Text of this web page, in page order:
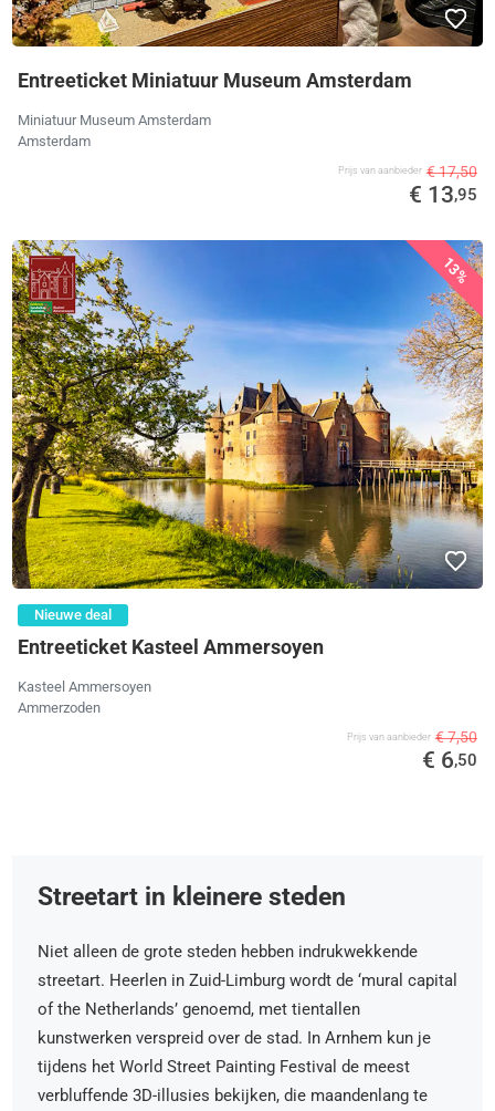
Entreeticket Miniatuur Museum Amsterdam
Miniatuur Museum Amsterdam
Amsterdam
Prijs van aanbieder € 17,50
€ 13,95
13%
Nieuwe deal
Entreeticket Kasteel Ammersoyen
Kasteel Ammersoyen
Ammerzoden
Prijs van aanbieder € 7,50
€ 6,50
Streetart in kleinere steden
Niet alleen de grote steden hebben indrukwekkende
streetart. Heerlen in Zuid-Limburg wordt de ‘mural capital
of the Netherlands’ genoemd, met tientallen
kunstwerken verspreid over de stad. In Arnhem kun je
tijdens het World Street Painting Festival de meest
verbluffende 3D-illusies bekijken, die maandenlang te